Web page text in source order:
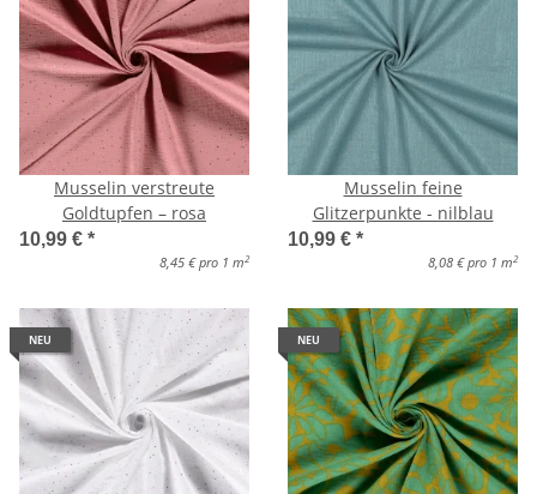
Musselin verstreute
Goldtupfen – rosa
10,99 € *
8,45 € pro 1 m 2
Musselin feine
Glitzerpunkte - nilblau
10,99 € *
8,08 € pro 1 m 2
NEU NEU